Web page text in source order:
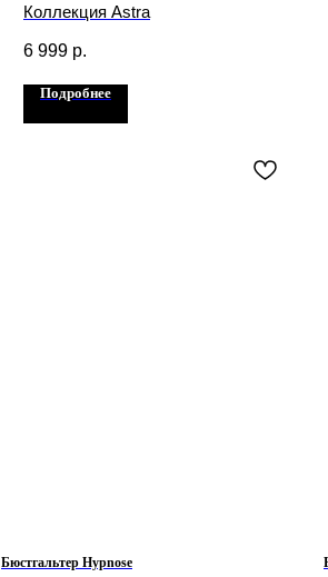
Коллекция Astra
6 999 р.
Подробнее
Бюстгальтер Hypnose